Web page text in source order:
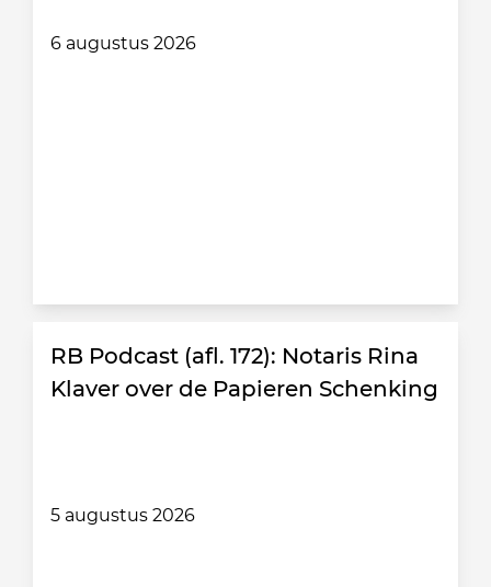
6 augustus 2026
RB Podcast (afl. 172): Notaris Rina
Klaver over de Papieren Schenking
5 augustus 2026